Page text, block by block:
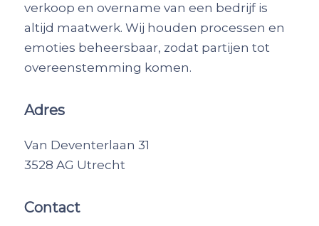
verkoop en overname van een bedrijf is
altijd maatwerk. Wij houden processen en
emoties beheersbaar, zodat partijen tot
overeenstemming komen.
Adres
Van Deventerlaan 31
3528 AG Utrecht
Contact